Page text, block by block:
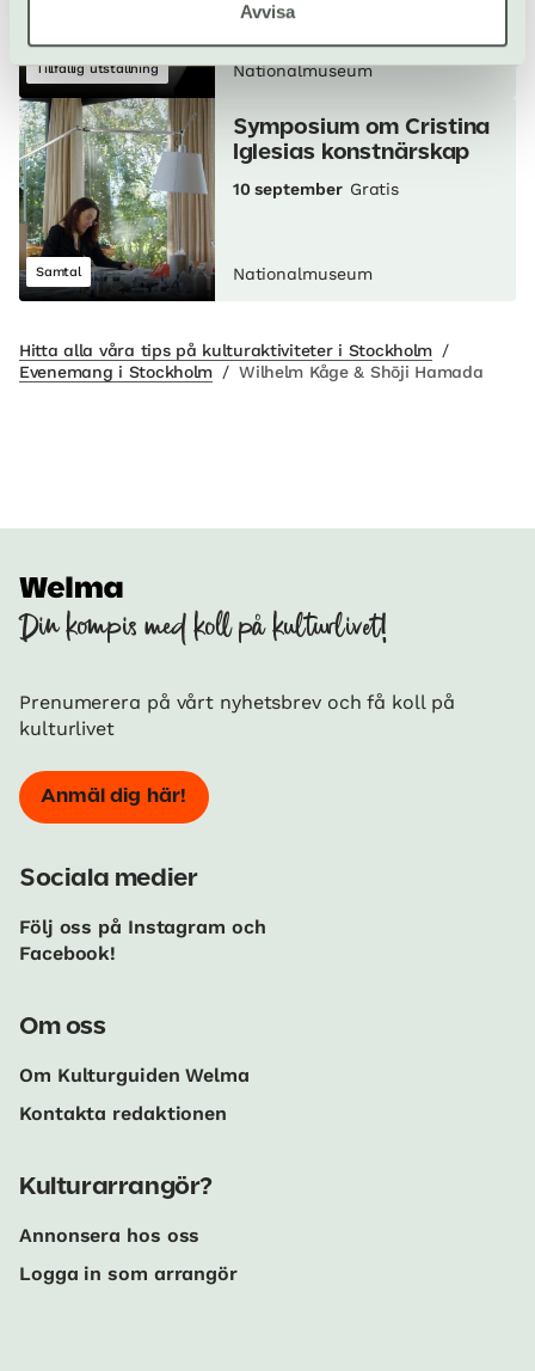
Avvisa
Tillfällig utställning Nationalmuseum
Samtal
Symposium om Cristina
Iglesias konstnärskap
10 september Gratis
Nationalmuseum
Hitta alla våra tips på kulturaktiviteter i Stockholm /
Evenemang i Stockholm / Wilhelm Kåge & Shōji Hamada
Din kompis med koll på kulturlivet!
Prenumerera på vårt nyhetsbrev och få koll på
kulturlivet
Anmäl dig här!
Sociala medier
Följ oss på Instagram och
Facebook!
Om oss
Om Kulturguiden Welma
Kontakta redaktionen
Kulturarrangör?
Annonsera hos oss
Logga in som arrangör